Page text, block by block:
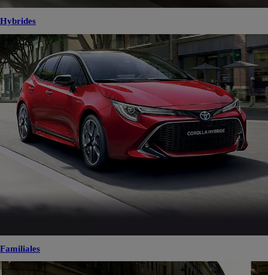
Hybrides
Familiales